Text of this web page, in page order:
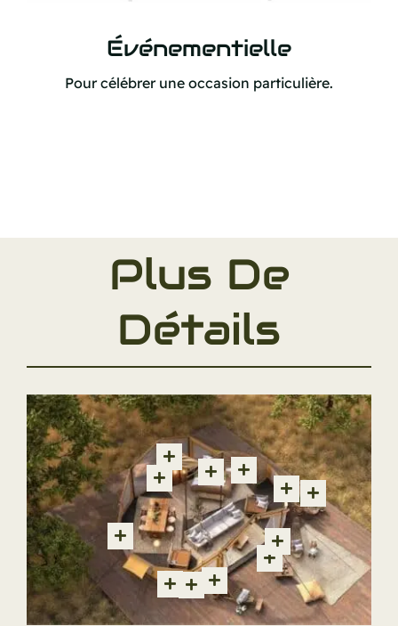
Événementielle
Pour célébrer une occasion particulière.
Plus De
Détails